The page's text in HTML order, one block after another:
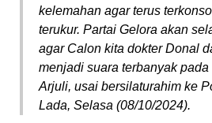
kelemahan agar terus
terukur. Partai Gelora akan
agar Calon kita dokter Donal
menjadi suara terbanyak
Arjuli, usai bersilaturahim ke
Lada, Selasa (08/10/2024).